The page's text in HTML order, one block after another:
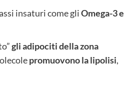
insaturi come gliOmega-3 e
gli adipociti della zona
promuovono la lipolisi,